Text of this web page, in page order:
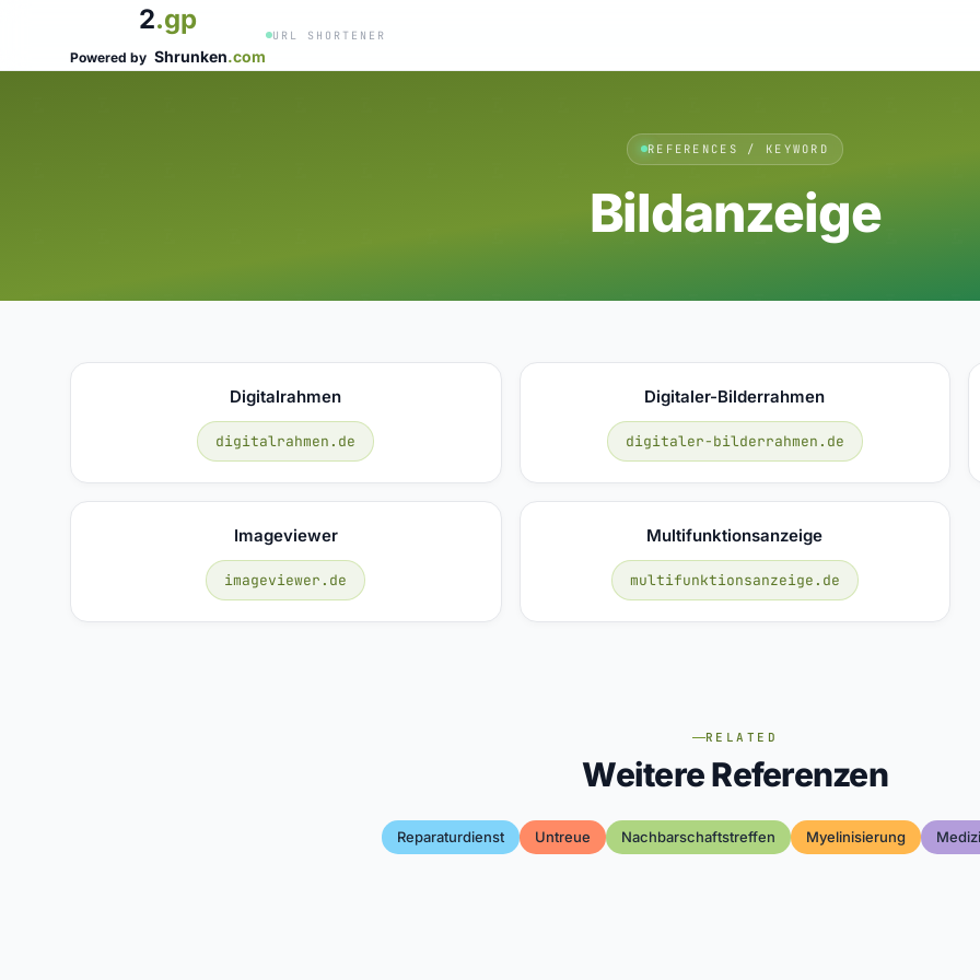
2.gp
Powered by Shrunken.com
URL SHORTENER
REFERENCES / KEYWORD
Bildanzeige
Digitalrahmen
digitalrahmen.de
Digitaler-Bilderrahmen
digitaler-bilderrahmen.de
Imageviewer
imageviewer.de
Multifunktionsanzeige
multifunktionsanzeige.de
RELATED
Weitere Referenzen
Reparaturdienst Untreue Nachbarschaftstreffen Myelinisierung